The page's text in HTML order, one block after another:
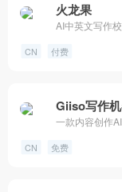
火龙果
AI中英文写作
CN 付费
Giiso写作
一款内容创作
CN 免费